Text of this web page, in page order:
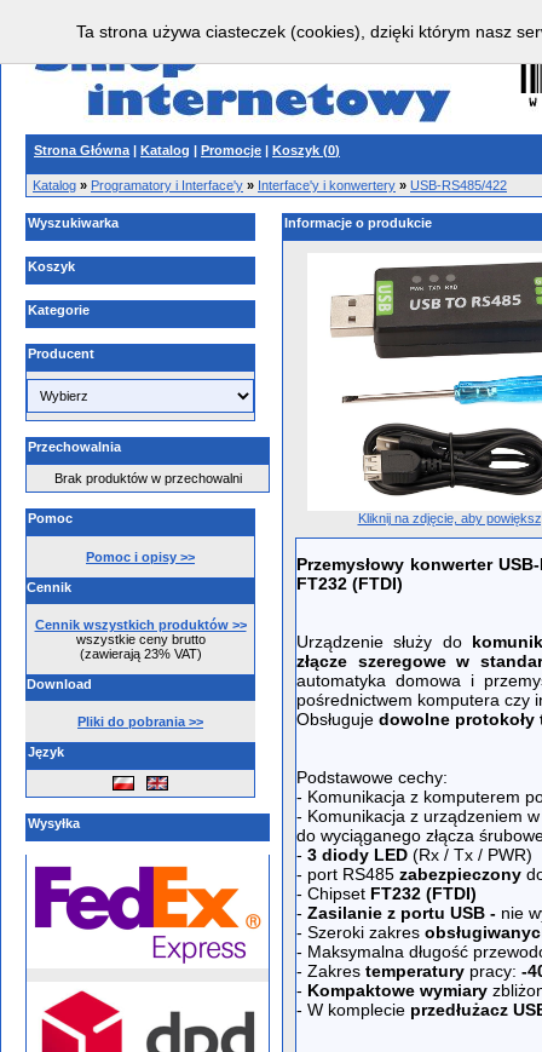
Strona Główna | Katalog | Promocje | Koszyk (0)
Katalog » Programatory i Interface'y » Interface'y i konwertery » USB-RS485/422
Wyszukiwarka
Koszyk
Kategorie
Producent
Przechowalnia
Brak produktów w przechowalni
Pomoc
Pomoc i opisy >>
Cennik
Cennik wszystkich produktów >>
wszystkie ceny brutto
(zawierają 23% VAT)
Download
Pliki do pobrania >>
Język
Wysyłka
Informacje o produkcie
Kliknij na zdjęcie, aby
Przemysłowy konwerter
FT232 (FTDI)
Urządzenie służy do
złącze szeregowe w
automatyka domowa i
pośrednictwem komputera czy
Obsługuje dowolne
Podstawowe cechy:
- Komunikacja z komputerem
- Komunikacja z urządzeniem
do wyciąganego złącza
- 3 diody LED (Rx / Tx / PWR)
- port RS485 zabezpieczony
- Chipset FT232 (FTDI)
- Zasilanie z portu USB - nie
- Szeroki zakres
- Maksymalna długość
- Zakres temperatury pracy: -
- Kompaktowe wymiary
- W komplecie przedłużacz
Ta strona używa ciasteczek (cookies), dzięki którym nasz